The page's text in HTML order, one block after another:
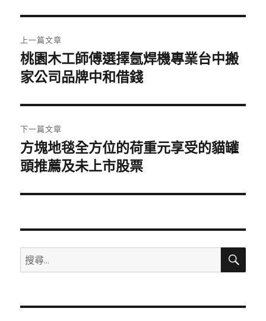
章
導
覽
上一篇文章
上
一
文
章:
桃園木工師傅選擇氬焊機專業台中搬
家公司品牌中和借錢
下一篇文章
下
一
文
方塊地毯全方位的荷重元享受的貓罐
頭推薦及未上市股票
搜
尋
鍵
搜